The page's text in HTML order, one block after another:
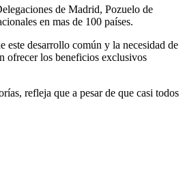
de Madrid, Pozuelo de
en mas de 100 países.
este desarrollo común y la necesidad de
ofrecer los beneficios exclusivos
refleja que a pesar de que casi todos